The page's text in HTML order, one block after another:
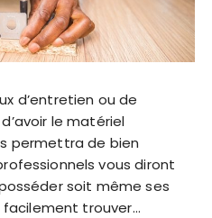
d’entretien ou de
le matériel
permettra de bien
vous diront
soit même ses
facilement trouver…